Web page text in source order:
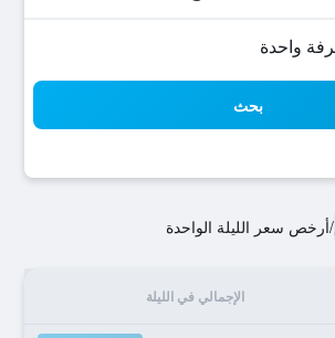
بحث
/أرخص سعر الليلة الواحدة
الإجمالي في الليلة